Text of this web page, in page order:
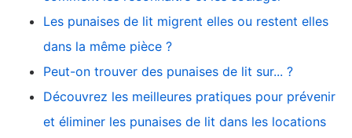
Les punaises de lit migrent elles ou restent elles
dans la même pièce ?
Peut-on trouver des punaises de lit sur... ?
Découvrez les meilleures pratiques pour prévenir
et éliminer les punaises de lit dans les locations